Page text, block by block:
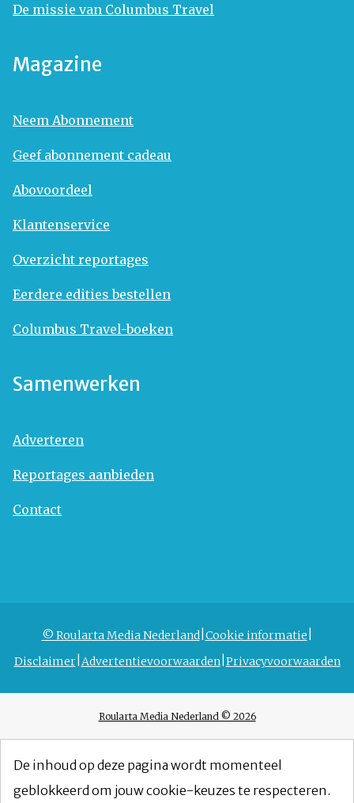
De missie van Columbus Travel
Magazine
Neem Abonnement
Geef abonnement cadeau
Abovoordeel
Klantenservice
Overzicht reportages
Eerdere edities bestellen
Columbus Travel-boeken
Samenwerken
Adverteren
Reportages aanbieden
Contact
© Roularta Media Nederland Cookie informatie
Disclaimer Advertentievoorwaarden Privacyvoorwaarden
Roularta Media Nederland © 2026
De inhoud op deze pagina wordt momenteel
geblokkeerd om jouw cookie-keuzes te respecteren.